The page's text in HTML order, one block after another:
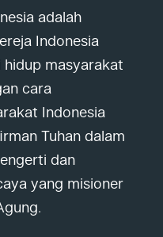
adalah
Indonesia
masyarakat
cara
Indonesia
Tuhan dalam
dan
yang misioner